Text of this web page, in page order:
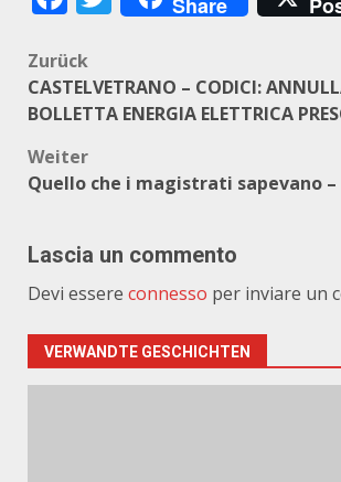
Beitragsnavigation
Zurück
CASTELVETRANO – CODICI:
BOLLETTA ENERGIA ELETTRICA
Weiter
Quello che i magistrati sapevano
Lascia un commento
Devi essere connesso per inviare un
VERWANDTE GESCHICHTEN